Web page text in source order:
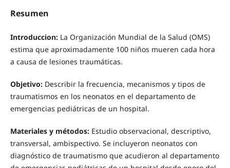
Resumen
Introduccion:La Organización Mundial de la Salud (OMS)
estima que aproximadamente 100 niños mueren cada hora
a causa de lesiones traumáticas.
Objetivo:Describir la frecuencia, mecanismos y tipos de
traumatismos en los neonatos en el departamento de
emergencias pediátricas de un hospital.
Materiales y métodos:Estudio observacional, descriptivo,
transversal, ambispectivo. Se incluyeron neonatos con
diagnóstico de traumatismo que acudieron al departamento